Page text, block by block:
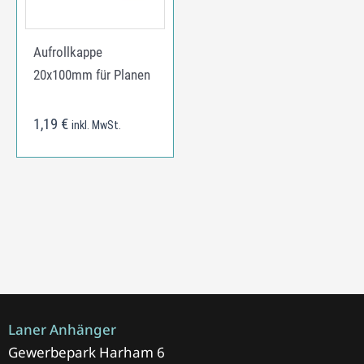
Aufrollkappe
20x100mm für Planen
1,19 € inkl. MwSt.
Laner Anhänger
Gewerbepark Harham 6